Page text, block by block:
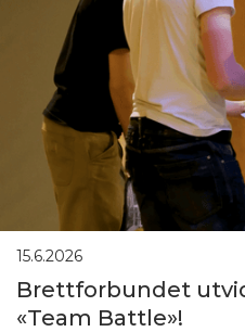
15.6.2026
Brettforbundet
«Team Battle»!